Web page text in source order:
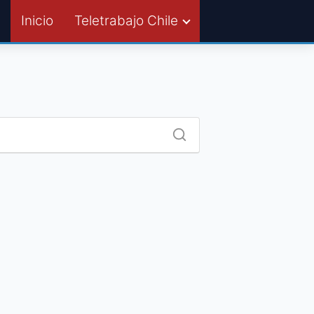
Inicio Teletrabajo Chile